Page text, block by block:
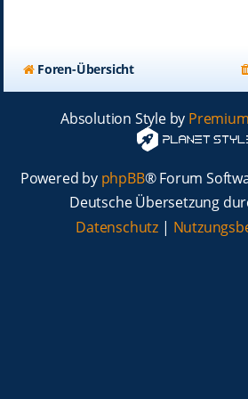
Foren-Übersicht
Absolution Style by
Powered by phpBB® Forum
Deutsche Übersetzung
Datenschutz |